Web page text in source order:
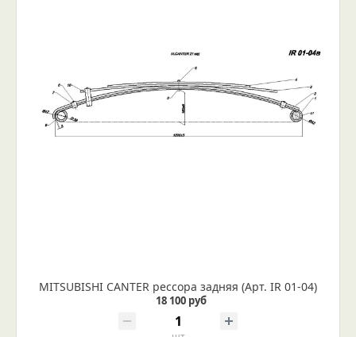
MITSUBISHI CANTER рессора задняя (Арт. IR 01-04)
18 100 руб